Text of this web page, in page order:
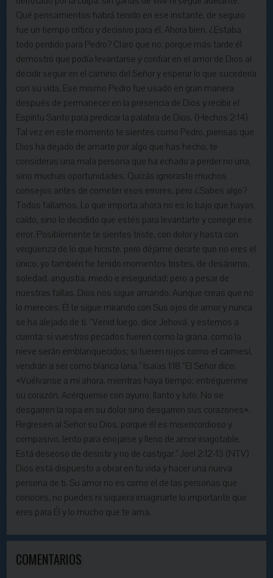
Qué pensamientos habrá tenido en ese instante, de seguro
fue un tiempo crítico y decisivo para él. Ahora bien, ¿Estaba
todo perdido para Pedro? Claro que no, porque más tarde él
demostró que podía levantarse y confiar en el amor de Dios al
decidir seguir en el camino del Señor y esperar lo que sucedería
con su vida. Ese mismo Pedro fue usado en gran manera
después de permanecer en la presencia de Dios y recibir el
Espíritu Santo para predicar la palabra de Dios. (Hechos 2:14)
Tal vez en este momento te sientes como Pedro, piensas que
Dios ha dejado de amarte por algo que has hecho, te
consideras una mala persona que ha echado a perder no una,
sino muchas oportunidades. Quizás ignoraste muchos
consejos antes de cometer esos errores, pero ¿Sabes algo?
Todos fallamos. Lo que importa ahora no es lo bajo que hayas
caído, sino lo decidido que estés para levantarte y corregir ese
error. Posiblemente te sientes triste, con dolor y hasta con
vergüenza de lo que hiciste, pero déjame decirte que no eres el
único, yo también he tenido momentos tristes, de desánimo,
soledad, angustia, miedo e inseguridad; pero a pesar de
nuestras fallas, Dios nos sigue amando. Aunque creas que no
lo mereces, Él te sigue mirando con Sus ojos de amor y nunca
se ha alejado de ti. “Venid luego, dice Jehová, y estemos a
cuenta: si vuestros pecados fueren como la grana, como la
nieve serán emblanquecidos; si fueren rojos como el carmesí,
vendrán a ser como blanca lana.” Isaías 1:18 “El Señor dice:
«Vuélvanse a mí ahora, mientras haya tiempo; entréguenme
su corazón. Acérquense con ayuno, llanto y luto. No se
desgarren la ropa en su dolor sino desgarren sus corazones».
Regresen al Señor su Dios, porque él es misericordioso y
compasivo, lento para enojarse y lleno de amor inagotable.
Está deseoso de desistir y no de castigar.” Joel 2:12-13 (NTV)
Dios está dispuesto a obrar en tu vida y hacer una nueva
persona de ti. Su amor no es como el de las personas que
conoces, no puedes ni siquiera imaginarte lo importante que
eres para Él y lo mucho que te ama.
COMENTARIOS